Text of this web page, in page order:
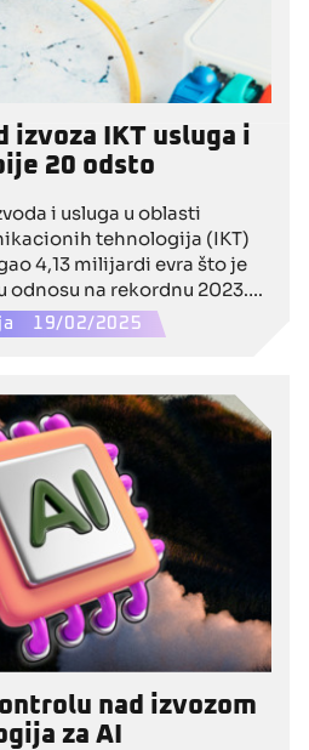
izvoza IKT usluga i
20 odsto
i usluga u oblasti
tehnologija (IKT)
4,13 milijardi evra što je
odnosu na rekordnu 2023.
privredne grane iznosio
je danas Ministarstvo
19/02/2025
nad izvozom
za AI